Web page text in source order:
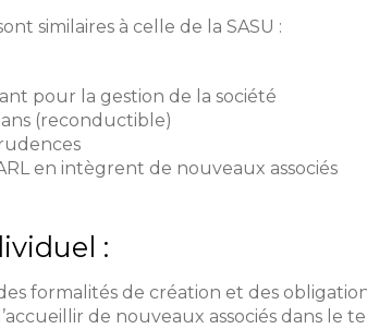
similaires à celle de la SASU :
pour la gestion de la société
(reconductible)
en intègrent de nouveaux associés
:
formalités de création et des
de nouveaux associés